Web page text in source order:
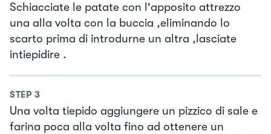
Schiacciate le patate con l'apposito attrezzo
una alla volta con la buccia ,eliminando lo
scarto prima di introdurne un altra ,lasciate
intiepidire .
STEP 3
Una volta tiepido aggiungere un pizzico di sale e
farina poca alla volta fino ad ottenere un